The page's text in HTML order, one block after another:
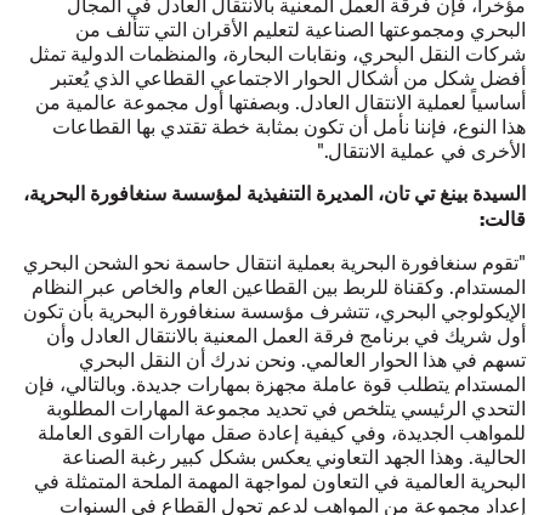
البحري ومجموعتها الصناعية لتعليم الأقران التي تتألف من
شركات النقل البحري، ونقابات البحارة، والمنظمات الدولية تمثل
أفضل شكل من أشكال الحوار الاجتماعي القطاعي الذي يُعتبر
أساسياً لعملية الانتقال العادل. وبصفتها أول مجموعة عالمية من
هذا النوع، فإننا نأمل أن تكون بمثابة خطة تقتدي بها القطاعات
الأخرى في عملية الانتقال."
السيدة بينغ تي تان، المديرة التنفيذية لمؤسسة سنغافورة البحرية،
قالت:
"تقوم سنغافورة البحرية بعملية انتقال حاسمة نحو الشحن البحري
المستدام. وكقناة للربط بين القطاعين العام والخاص عبر النظام
الإيكولوجي البحري، تتشرف مؤسسة سنغافورة البحرية بأن تكون
أول شريك في برنامج فرقة العمل المعنية بالانتقال العادل وأن
تسهم في هذا الحوار العالمي. ونحن ندرك أن النقل البحري
المستدام يتطلب قوة عاملة مجهزة بمهارات جديدة. وبالتالي، فإن
التحدي الرئيسي يتلخص في تحديد مجموعة المهارات المطلوبة
للمواهب الجديدة، وفي كيفية إعادة صقل مهارات القوى العاملة
الحالية. وهذا الجهد التعاوني يعكس بشكل كبير رغبة الصناعة
البحرية العالمية في التعاون لمواجهة المهمة الملحة المتمثلة في
إعداد مجموعة من المواهب لدعم تحول القطاع في السنوات